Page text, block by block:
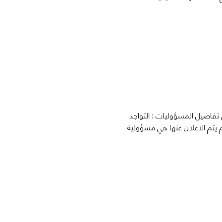
المبلغ, وقراءة كل تفاصيل المسؤوليات : التواجد
الاعلان عنها هي مسؤولية